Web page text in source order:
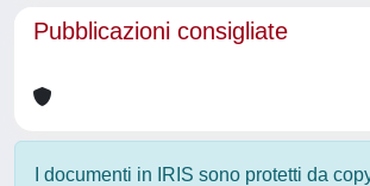
Pubblicazioni consigliate
I documenti in IRIS sono protetti da